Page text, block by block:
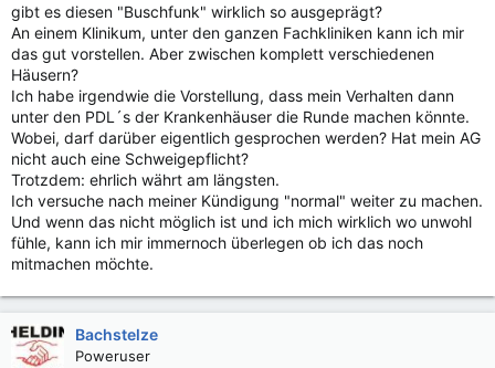
gibt es diesen "Buschfunk" wirklich so ausgeprägt?
An einem Klinikum, unter den ganzen Fachkliniken kann ich mir
das gut vorstellen. Aber zwischen komplett verschiedenen
Häusern?
Ich habe irgendwie die Vorstellung, dass mein Verhalten dann
unter den PDL´s der Krankenhäuser die Runde machen könnte.
Wobei, darf darüber eigentlich gesprochen werden? Hat mein AG
nicht auch eine Schweigepflicht?
Trotzdem: ehrlich währt am längsten.
Ich versuche nach meiner Kündigung "normal" weiter zu machen.
Und wenn das nicht möglich ist und ich mich wirklich wo unwohl
fühle, kann ich mir immernoch überlegen ob ich das noch
mitmachen möchte.
Bachstelze
Poweruser